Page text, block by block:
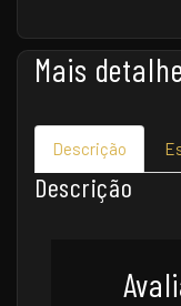
Mais
Descrição
Descrição